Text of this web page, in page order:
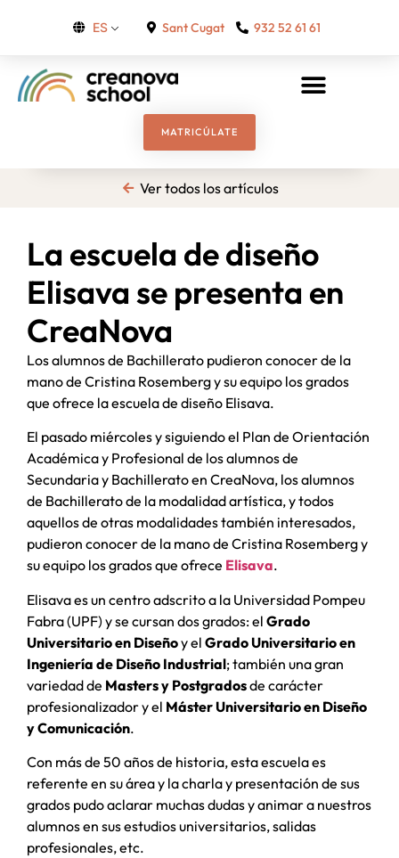
ES Sant Cugat 932 52 61 61
MATRICÚLATE
Ver todos los artículos
La escuela de diseño
Elisava se presenta en
CreaNova
Los alumnos de Bachillerato pudieron conocer de la
mano de Cristina Rosemberg y su equipo los grados
que ofrece la escuela de diseño Elisava.
El pasado miércoles y siguiendo el Plan de Orientación
Académica y Profesional de los alumnos de
Secundaria y Bachillerato en CreaNova, los alumnos
de Bachillerato de la modalidad artística, y todos
aquellos de otras modalidades también interesados,
pudieron conocer de la mano de Cristina Rosemberg y
su equipo los grados que ofrece Elisava.
Elisava es un centro adscrito a la Universidad Pompeu
Fabra (UPF) y se cursan dos grados: el Grado
Universitario en Diseñoy el Grado Universitario en
Ingeniería de Diseño Industrial; también una gran
variedad de Masters y Postgradosde carácter
profesionalizador y el Máster Universitario en Diseño
y Comunicación.
Con más de 50 años de historia, esta escuela es
referente en su área y la charla y presentación de sus
grados pudo aclarar muchas dudas y animar a nuestros
alumnos en sus estudios universitarios, salidas
profesionales, etc.